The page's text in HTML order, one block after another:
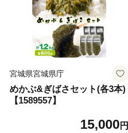
宮城県宮城県庁
めかぶ&ぎばさセット(各3本)
【1589557】
15,000円